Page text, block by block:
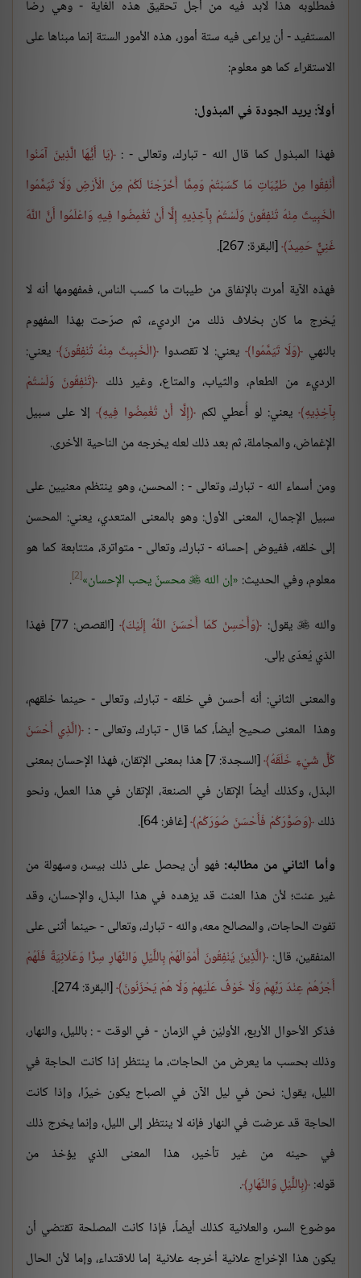
فمطلوبه هذا لابد فيه من أجل تحقيق هذه الغاية - وهي رضا
المستفيد - أن يراعى فيه ستة أمور، هذه الأمور الستة إنما مبناها على
الاستقراء كما هو معلوم:
أولاً: يريد الجودة في المبذول:
فهذا المبذول كما قال الله - تبارك، وتعالى - : يَا أَيُّهَا الَّذِينَ آمَنُوا
أَنْفِقُوا مِنْ طَيِّبَاتِ مَا كَسَبْتُمْ وَمِمَّا أَخْرَجْنَا لَكُمْ مِنَ الْأَرْضِ وَلَا تَيَمَّمُوا
الْخَبِيثَ مِنْهُ تُنْفِقُونَ وَلَسْتُمْ بِآخِذِيهِ إِلَّا أَنْ تُغْمِضُوا فِيهِ وَاعْلَمُوا أَنَّ اللَّهَ
غَنِيٌّ حَمِيدٌ [البقرة: 267].
فهذه الآية أمرت بالإنفاق من طيبات ما كسب الناس، فمفهومها أنه لا
يُخرج ما كان بخلاف ذلك من الرديء، ثم صرّحت بهذا المفهوم
بالنهي وَلَا تَيَمَّمُوا يعني: لا تقصدوا الْخَبِيثَ مِنْهُ تُنْفِقُونَ يعني:
الرديء من الطعام، والثياب، والمتاع، وغير ذلك
تُنْفِقُونَ وَلَسْتُمْ
بِآخِذِيهِ يعني: لو أُعطي لكم إِلَّا أَنْ تُغْمِضُوا فِيهِ إلا على سبيل
الإغماض، والمجاملة، ثم بعد ذلك لعله يخرجه من الناحية الأخرى.
ومن أسماء الله - تبارك، وتعالى - : المحسن، وهو ينتظم معنيين على
سبيل الإجمال، المعنى الأول: وهو بالمعنى المتعدي، يعني: المحسن
إلى خلقه، ففيوض إحسانه - تبارك، وتعالى - متواترة، متتابعة كما هو
معلوم، وفي الحديث: إن الله  محسنٌ يحب الإحسان [2]
.
والله يقول: وَأَحْسِنْ كَمَا أَحْسَنَ اللَّهُ إِلَيْكَ
[القصص: 77] فهذا
الذي يُعدّى بإلى.
والمعنى الثاني: أنه أحسن في خلقه - تبارك، وتعالى - حينما خلقهم،
وهذا المعنى صحيح أيضاً، كما قال - تبارك، وتعالى - : الَّذِي أَحْسَنَ
كُلَّ شَيْءٍ خَلَقَهُ
[السجدة: 7] هذا بمعنى الإتقان، فهذا الإحسان بمعنى
البذل، وكذلك أيضاً الإتقان في الصنعة، الإتقان في هذا العمل، ونحو
ذلك وَصَوَّرَكُمْ فَأَحْسَنَ صُوَرَكُمْ [غافر: 64].
وأما الثاني من مطالبه: فهو أن يحصل على ذلك بيسر، وسهولة من
غير عنت؛ لأن هذا العنت قد يزهده في هذا البذل، والإحسان، وقد
تفوت الحاجات، والمصالح معه، والله - تبارك، وتعالى - حينما أثنى على
المنفقين، قال: الَّذِينَ يُنْفِقُونَ أَمْوَالَهُمْ بِاللَّيْلِ وَالنَّهَارِ سِرًّا وَعَلَانِيَةً فَلَهُمْ
أَجْرُهُمْ عِنْدَ رَبِّهِمْ وَلَا خَوْفٌ عَلَيْهِمْ وَلَا هُمْ يَحْزَنُونَ [البقرة: 274].
فذكر الأحوال الأربع، الأوليْن في الزمان - في الوقت - : بالليل، والنهار،
وذلك بحسب ما يعرض من الحاجات، ما ينتظر إذا كانت الحاجة في
الليل، يقول: نحن في ليل الآن في الصباح يكون خيرًا، وإذا كانت
الحاجة قد عرضت في النهار فإنه لا ينتظر إلى الليل، وإنما يخرج ذلك
في حينه من غير تأخير، هذا المعنى الذي يؤخذ من
قوله: بِاللَّيْلِ وَالنَّهَارِ .
موضوع السر، والعلانية كذلك أيضاً، فإذا كانت المصلحة تقتضي أن
يكون هذا الإخراج علانية أخرجه علانية إما للاقتداء، وإما لأن الحال